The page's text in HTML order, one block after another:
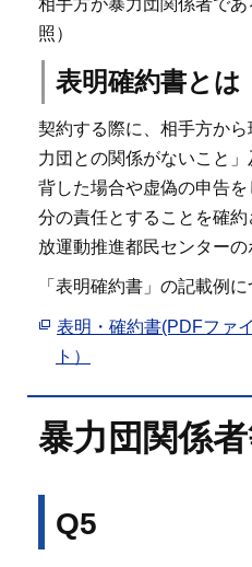
照）
表明確約書とは
契約する際に、相手方か
力団との関係がないこと
背した場合や虚偽の申告
分の責任とすることを確
放運動推進都民センター
「表明確約書」の記載例
表明・確約書(PDFファ
ト）
暴力団関係
Q5